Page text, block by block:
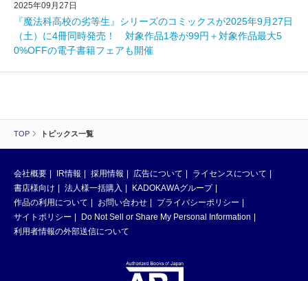
TOP トピックス一覧
2025年09月27日
『魔法科高校の劣等生』シリーズのコミックスが2025年9月27日
（土）に4冊同時発売！ 対象作品1巻が99円＋対象作品最大5
0%OFFの電子書籍フェアも開催
会社概要 IR情報 採用情報 広告について
ライセンスについて
書店様向け
法人様一括購入
KADOKAWAグループ
作品の利用について
お問い合わせ
プライバシーポリシー
サイトポリシー
Do Not Sell or Share My Personal Information
利用者情報の外部送信について